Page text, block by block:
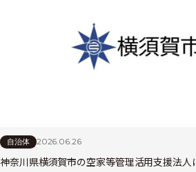
自治体 2026.06.26
神奈川県横須賀市の空家等管理活用支援法人